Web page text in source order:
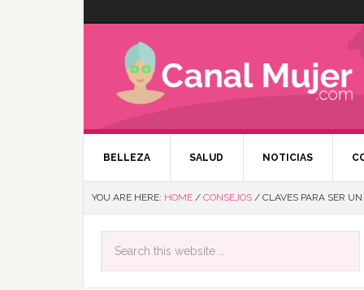
BELLEZA SALUD NOTICIAS
YOU ARE HERE: HOME / CONSEJOS / CLAVES PARA SER